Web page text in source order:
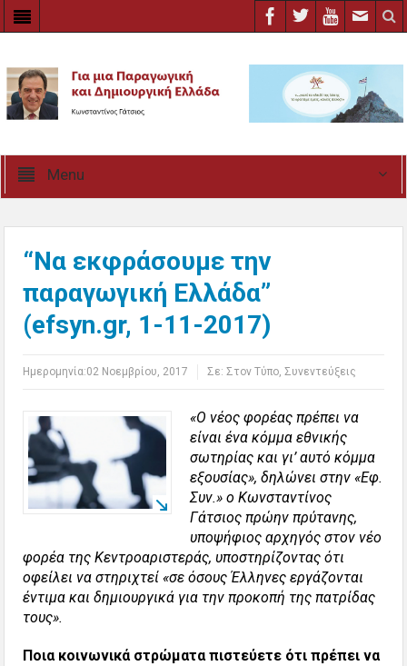
Menu
“Να εκφράσουμε την
παραγωγική Ελλάδα”
(efsyn.gr, 1-11-2017)
Ημερομηνία:02 Νοεμβρίου, 2017 Σε:Στον Τύπο,Συνεντεύξεις
«Ο νέος φορέας πρέπει να
είναι ένα κόμμα εθνικής
σωτηρίας και γι’ αυτό κόμμα
εξουσίας», δηλώνει στην «Εφ.
Συν.» ο Κωνσταντίνος
Γάτσιος πρώην πρύτανης,
υποψήφιος αρχηγός στον νέο
φορέα της Κεντροαριστεράς, υποστηρίζοντας ότι
οφείλει να στηριχτεί «σε όσους Έλληνες εργάζονται
έντιμα και δημιουργικά για την προκοπή της πατρίδας
τους».
Ποια κοινωνικά στρώματα πιστεύετε ότι πρέπει να